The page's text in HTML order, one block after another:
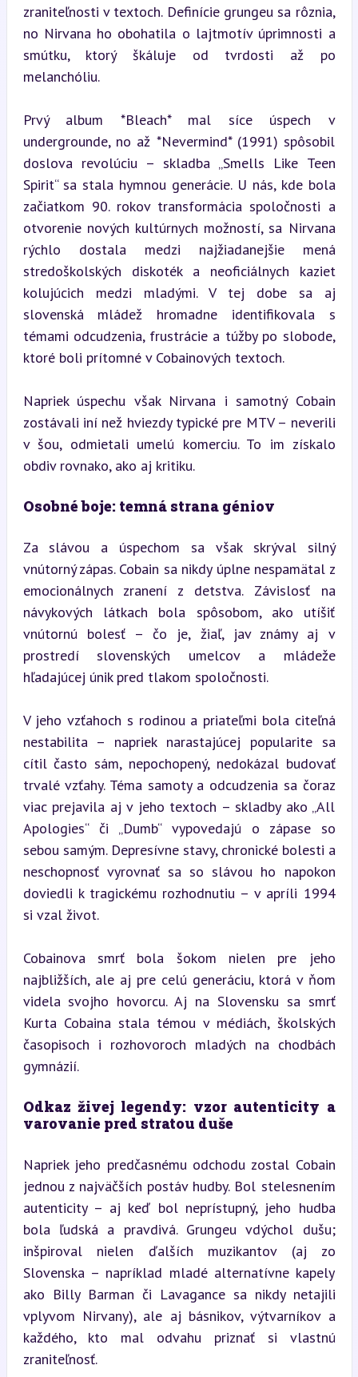
zraniteľnosti v textoch. Definície grungeu sa rôznia,
no Nirvana ho obohatila o lajtmotív úprimnosti a
smútku, ktorý škáluje od tvrdosti až po
melanchóliu.
Prvý album *Bleach* mal síce úspech v
undergrounde, no až *Nevermind* (1991) spôsobil
doslova revolúciu – skladba „Smells Like Teen
Spirit“ sa stala hymnou generácie. U nás, kde bola
začiatkom 90. rokov transformácia spoločnosti a
otvorenie nových kultúrnych možností, sa Nirvana
rýchlo dostala medzi najžiadanejšie mená
stredoškolských diskoték a neoficiálnych kaziet
kolujúcich medzi mladými. V tej dobe sa aj
slovenská mládež hromadne identifikovala s
témami odcudzenia, frustrácie a túžby po slobode,
ktoré boli prítomné v Cobainových textoch.
Napriek úspechu však Nirvana i samotný Cobain
zostávali iní než hviezdy typické pre MTV – neverili
v šou, odmietali umelú komerciu. To im získalo
obdiv rovnako, ako aj kritiku.
Osobné boje: temná strana géniov
Za slávou a úspechom sa však skrýval silný
vnútorný zápas. Cobain sa nikdy úplne nespamätal z
emocionálnych zranení z detstva. Závislosť na
návykových látkach bola spôsobom, ako utíšiť
vnútornú bolesť – čo je, žiaľ, jav známy aj v
prostredí slovenských umelcov a mládeže
hľadajúcej únik pred tlakom spoločnosti.
V jeho vzťahoch s rodinou a priateľmi bola citeľná
nestabilita – napriek narastajúcej popularite sa
cítil často sám, nepochopený, nedokázal budovať
trvalé vzťahy. Téma samoty a odcudzenia sa čoraz
viac prejavila aj v jeho textoch – skladby ako „All
Apologies“ či „Dumb“ vypovedajú o zápase so
sebou samým. Depresívne stavy, chronické bolesti a
neschopnosť vyrovnať sa so slávou ho napokon
doviedli k tragickému rozhodnutiu – v apríli 1994
si vzal život.
Cobainova smrť bola šokom nielen pre jeho
najbližších, ale aj pre celú generáciu, ktorá v ňom
videla svojho hovorcu. Aj na Slovensku sa smrť
Kurta Cobaina stala témou v médiách, školských
časopisoch i rozhovoroch mladých na chodbách
gymnázií.
Odkaz živej legendy: vzor autenticity a
varovanie pred stratou duše
Napriek jeho predčasnému odchodu zostal Cobain
jednou z najväčších postáv hudby. Bol stelesnením
autenticity – aj keď bol neprístupný, jeho hudba
bola ľudská a pravdivá. Grungeu vdýchol dušu;
inšpiroval nielen ďalších muzikantov (aj zo
Slovenska – napríklad mladé alternatívne kapely
ako Billy Barman či Lavagance sa nikdy netajili
vplyvom Nirvany), ale aj básnikov, výtvarníkov a
každého, kto mal odvahu priznať si vlastnú
zraniteľnosť.